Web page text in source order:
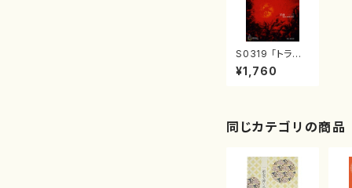
S0319 「トラン
ズマイグレーショ
ン 第２番」（尺八
¥1,760
同じカテゴリの商品